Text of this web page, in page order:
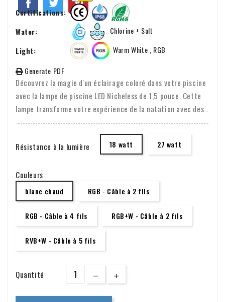
Certifications:
Water:
Chlorine + Salt
Light:
Warm White , RGB
Generate PDF
Découvrez la magie d'un éclairage coloré dans votre piscine
avec la lampe de piscine LED Nicheless de 1,5 pouce. Cette
lampe transforme votre expérience de la natation avec des
couleurs RVB et RVW étincelantes. La technologie LED
économe en énergie offre une ambiance vibrante sans coûts
énergétiques élevés. La lampe s'adapte parfaitement aux
une durée de vie impressionnante de 40 000 heures et une
fonction de mémoire intelligente, cette lampe est pratique
et durable. Le système à basse tension garantit votre
sécurité et celle de vos proches. La lampe de piscine LED
Nicheless est facile à installer grâce au système de
connexion facile, qui vous permet de connecter le câble
rapidement et sans problème.
Résistance à la lumière 18 watt 27 watt
Couleurs
blanc chaud RGB - Câble à 2 fils
RGB - Câble à 4 fils RGB+W - Câble à 2 fils
RVB+W - Câble à 5 fils
Quantité